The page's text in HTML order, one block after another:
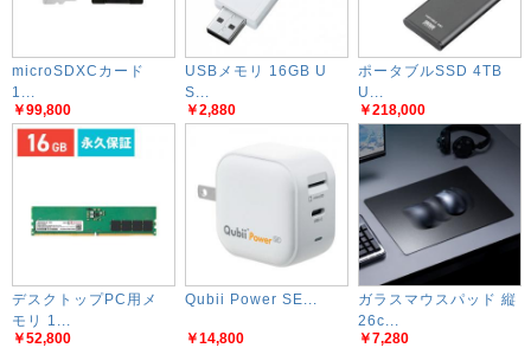
microSDXCカード
1...
￥99,800
USBメモリ 16GB U
S...
￥2,880
ポータブルSSD 4TB
U...
￥218,000
デスクトップPC用メ
モリ 1...
￥52,800
Qubii Power SE...
￥14,800
ガラスマウスパッド 縦
26c...
￥7,280